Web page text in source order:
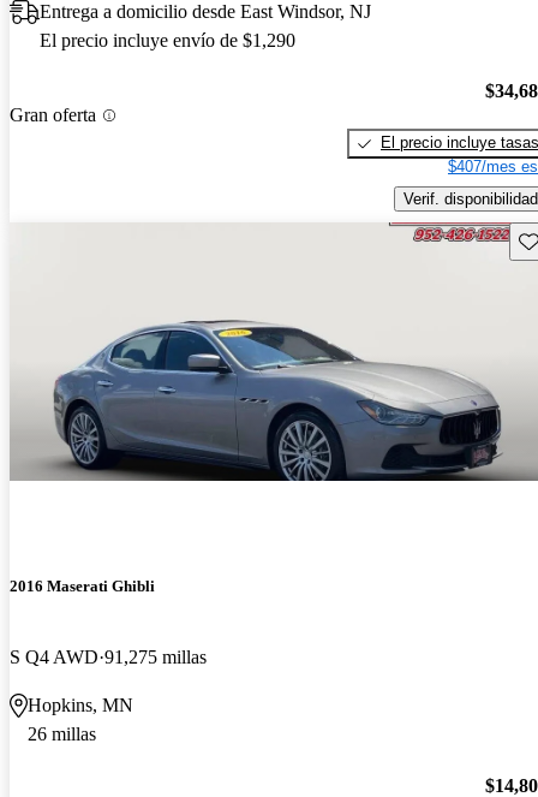
Entrega a domicilio desde East Windsor, NJ
El precio incluye envío de $1,290
Gran oferta
El precio incluye tasas
$407/mes
Verif. disponibilidad
2016 Maserati Ghibli
S Q4 AWD 91,275 millas
Hopkins, MN
26 millas